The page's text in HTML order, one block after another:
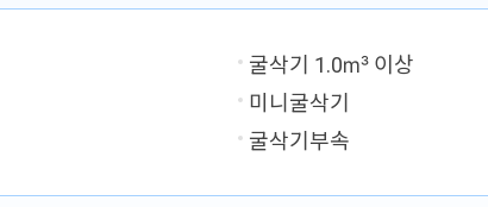
굴삭기 1.0㎥ 이상
미니굴삭기
굴삭기부속